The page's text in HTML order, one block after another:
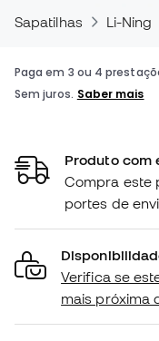
Sapatilhas Li-Ning
Produto com
Compra este
portes de
Verifica se
mais próxima